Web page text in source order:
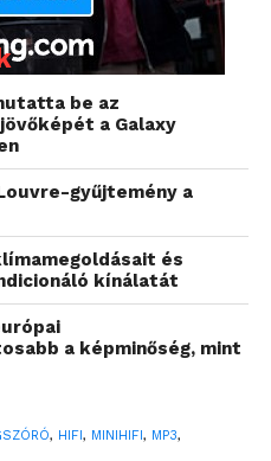
említenünk.
letisztult,
a belbeccsel vannak.
Ft-ért, nem várunk el
320-as hangja ennek
középkategóriás tévével
nem az a baj, hogy
mintha hiányozna
a hallgatott
visszhangot hallatva.
a hasonló árú pc-s
mintha kitisztult
be az
a Galaxy
gyűjtemény a
és
kínálatát
a képminőség, mint
, HIFI, MINIHIFI, MP3,